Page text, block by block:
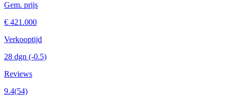
Gem. prijs
€ 421.000
Verkooptijd
28 dgn (-0.5)
Reviews
9.4(54)